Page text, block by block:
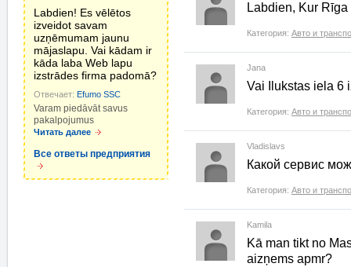
Labdien! Es vēlētos
izveidot savam
uzņēmumam jaunu
mājaslapu. Vai kādam ir
kāda laba Web lapu
izstrādes firma padomā?
Отвечает: Efumo SSC
Varam piedāvāt savus
pakalpojumus
Читать далее
Все ответы предприятия
Labdien, Kur
Категория: Авто и
Jana
Vai Ilukstas iela 6
Категория: Авто и
Vladislavs
Какой сервис
Категория: Авто и
Kamila
Kā man tikt no
aizņems apmr?